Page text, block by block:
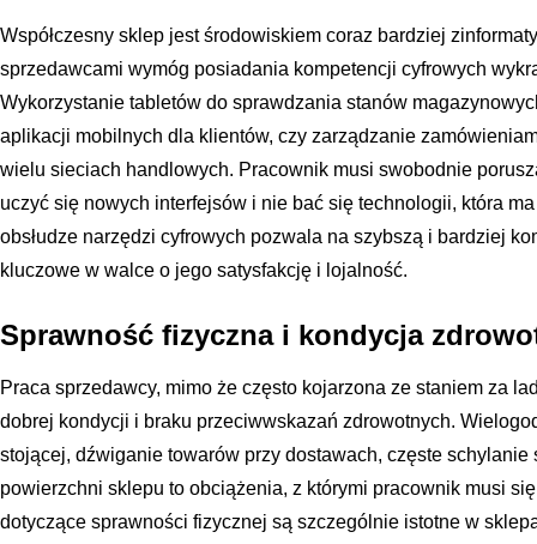
Współczesny sklep jest środowiskiem coraz bardziej
sprzedawcami wymóg posiadania kompetencji cyfrowych
Wykorzystanie tabletów do sprawdzania stanów
aplikacji mobilnych dla klientów, czy zarządzanie
wielu sieciach handlowych. Pracownik musi swobodnie
uczyć się nowych interfejsów i nie bać się technologii, która
obsłudze narzędzi cyfrowych pozwala na szybszą i bardziej
kluczowe w walce o jego satysfakcję i lojalność.
Sprawność fizyczna i kondycja
Praca sprzedawcy, mimo że często kojarzona ze staniem za
dobrej kondycji i braku przeciwwskazań zdrowotnych.
stojącej, dźwiganie towarów przy dostawach, częste
powierzchni sklepu to obciążenia, z którymi pracownik musi
dotyczące sprawności fizycznej są szczególnie istotne w